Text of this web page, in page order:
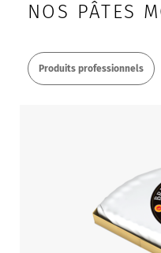
NOS PÂTES
Produits professionnels